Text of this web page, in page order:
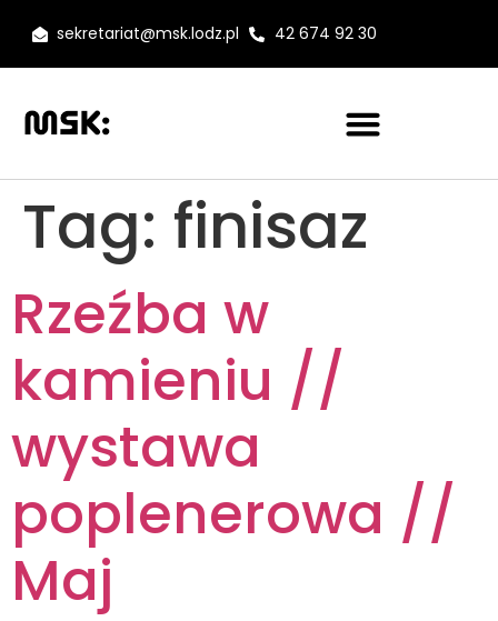
sekretariat@msk.lodz.pl 42 674 92 30
Tag: finisaz
Rzeźba w
kamieniu //
wystawa
poplenerowa //
Maj